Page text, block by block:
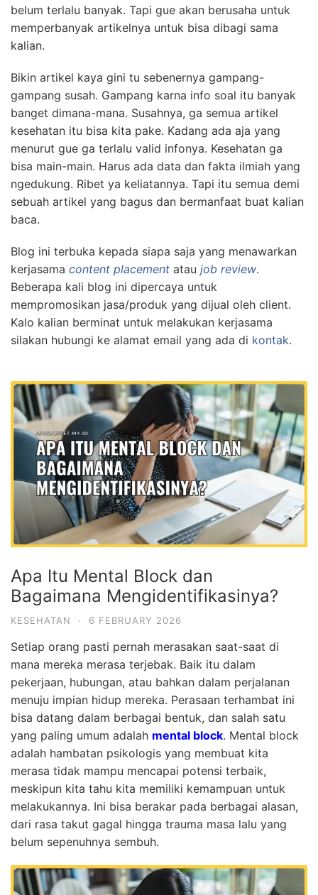
belum terlalu banyak. Tapi gue akan berusaha untuk
memperbanyak artikelnya untuk bisa dibagi sama
kalian.
Bikin artikel kaya gini tu sebenernya gampang-
gampang susah. Gampang karna info soal itu banyak
banget dimana-mana. Susahnya, ga semua artikel
kesehatan itu bisa kita pake. Kadang ada aja yang
menurut gue ga terlalu valid infonya. Kesehatan ga
bisa main-main. Harus ada data dan fakta ilmiah yang
ngedukung. Ribet ya keliatannya. Tapi itu semua demi
sebuah artikel yang bagus dan bermanfaat buat kalian
baca.
Blog ini terbuka kepada siapa saja yang menawarkan
kerjasama content placement atau job review.
Beberapa kali blog ini dipercaya untuk
mempromosikan jasa/produk yang dijual oleh client.
Kalo kalian berminat untuk melakukan kerjasama
silakan hubungi ke alamat email yang ada di kontak.
Apa Itu Mental Block dan
Bagaimana Mengidentifikasinya?
KESEHATAN · 6 FEBRUARY 2026
Setiap orang pasti pernah merasakan saat-saat di
mana mereka merasa terjebak. Baik itu dalam
pekerjaan, hubungan, atau bahkan dalam perjalanan
menuju impian hidup mereka. Perasaan terhambat ini
bisa datang dalam berbagai bentuk, dan salah satu
yang paling umum adalah mental block. Mental block
adalah hambatan psikologis yang membuat kita
merasa tidak mampu mencapai potensi terbaik,
meskipun kita tahu kita memiliki kemampuan untuk
melakukannya. Ini bisa berakar pada berbagai alasan,
dari rasa takut gagal hingga trauma masa lalu yang
belum sepenuhnya sembuh.